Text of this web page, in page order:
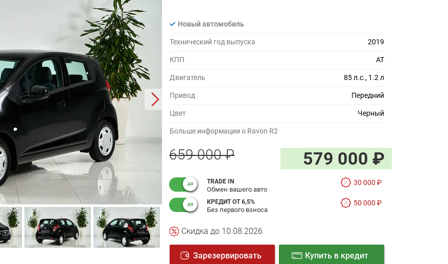
Новый автомобиль
Технический год выпуска 2019
КПП AT
Двигатель 85 л.с., 1.2 л
Привод Передний
Цвет Черный
Больше информации о Ravon R2
659 000 ₽ 579 000 ₽
TRADE IN
Обмен вашего авто
30 000 ₽
КРЕДИТ ОТ 6,5%
Без первого взноса
50 000 ₽
Cкидкадо 10.08.2026
Зарезервировать Купить в кредит